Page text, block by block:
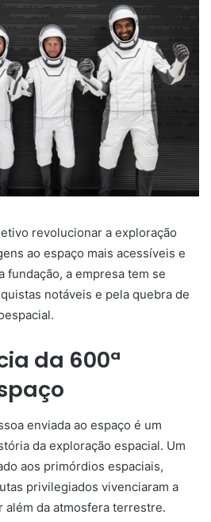
revolucionar a exploração
ao espaço mais acessíveis e
fundação, a empresa tem se
notáveis e pela quebra de
da 600ª
enviada ao espaço é um
da exploração espacial. Um
aos primórdios espaciais,
privilegiados vivenciaram a
além da atmosfera terrestre.